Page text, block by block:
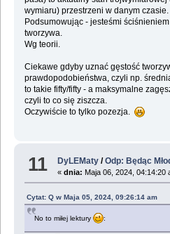
wymiaru) przestrzeni w danym czasie.
Podsumowując - jesteśmi
tworzywa.
Wg teorii.
Ciekawe gdyby uznać gęstość
prawdopodobieństwa, czyli np.
to takie fifty/fifty - a maksymalne
czyli to co się ziszcza.
Oczywiście to tylko pozezja.
11 DyLEMaty /Odp: Będąc
«dnia: Maja 06, 2024, 04:14:20
Cytat: Q w Maja 05, 2024, 09:26:14 am
No to miłej lektury :